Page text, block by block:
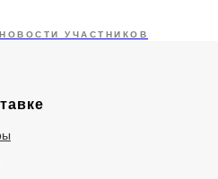
НОВОСТИ УЧАСТНИКОВ